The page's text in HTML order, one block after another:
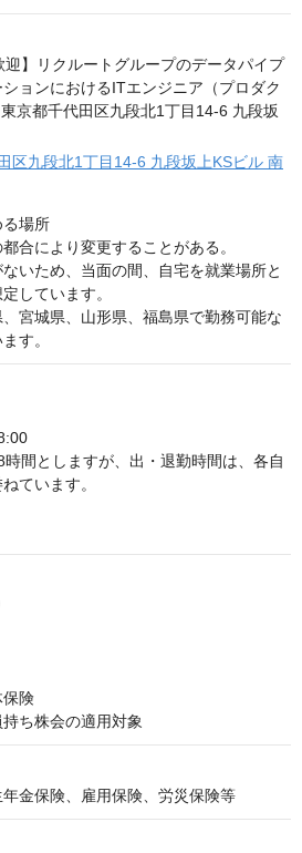
区九段北1丁目14-6 九段坂上KSビル 南
る場所
合により変更することがある。
いため、当面の間、自宅を就業場所と
しています。
宮城県、山形県、福島県で勤務可能な
す。
間としますが、出・退勤時間は、各自
ています。
保険
ち株会の適用対象
金保険、雇用保険、労災保険等